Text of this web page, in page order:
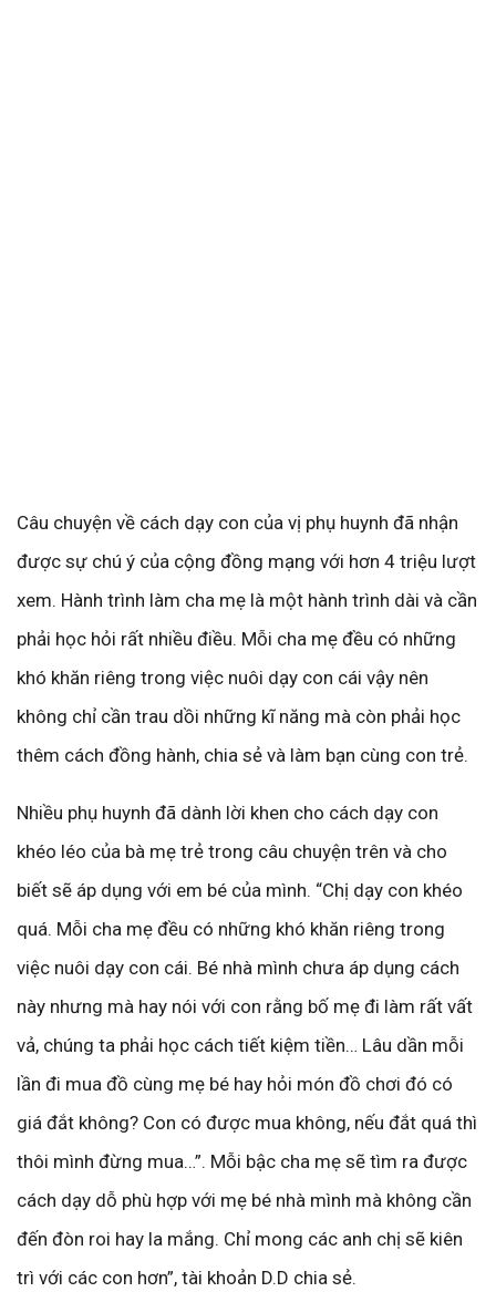
Câu chuyện về cách dạy con của vị phụ huynh đã nhận
được sự chú ý của cộng đồng mạng với hơn 4 triệu lượt
xem. Hành trình làm cha mẹ là một hành trình dài và cần
phải học hỏi rất nhiều điều. Mỗi cha mẹ đều có những
khó khăn riêng trong việc nuôi dạy con cái vậy nên
không chỉ cần trau dồi những kĩ năng mà còn phải học
thêm cách đồng hành, chia sẻ và làm bạn cùng con trẻ.
Nhiều phụ huynh đã dành lời khen cho cách dạy con
khéo léo của bà mẹ trẻ trong câu chuyện trên và cho
biết sẽ áp dụng với em bé của mình. “Chị dạy con khéo
quá. Mỗi cha mẹ đều có những khó khăn riêng trong
việc nuôi dạy con cái. Bé nhà mình chưa áp dụng cách
này nhưng mà hay nói với con rằng bố mẹ đi làm rất vất
vả, chúng ta phải học cách tiết kiệm tiền… Lâu dần mỗi
lần đi mua đồ cùng mẹ bé hay hỏi món đồ chơi đó có
giá đắt không? Con có được mua không, nếu đắt quá thì
thôi mình đừng mua…”. Mỗi bậc cha mẹ sẽ tìm ra được
cách dạy dỗ phù hợp với mẹ bé nhà mình mà không cần
đến đòn roi hay la mắng. Chỉ mong các anh chị sẽ kiên
trì với các con hơn”, tài khoản D.D chia sẻ.